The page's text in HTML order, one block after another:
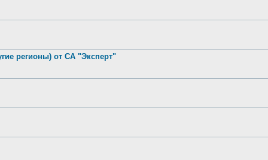
регионы) от СА "Эксперт"